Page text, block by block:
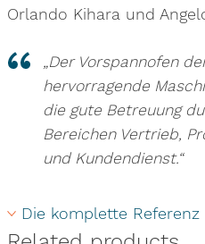
Orlando Kihara und
„Der Vorspannofen
hervorragende
die gute Betreuung
Bereichen Vertrieb,
und Kundendienst.“
Die komplette